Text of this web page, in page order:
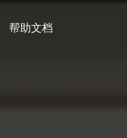
帮助文档